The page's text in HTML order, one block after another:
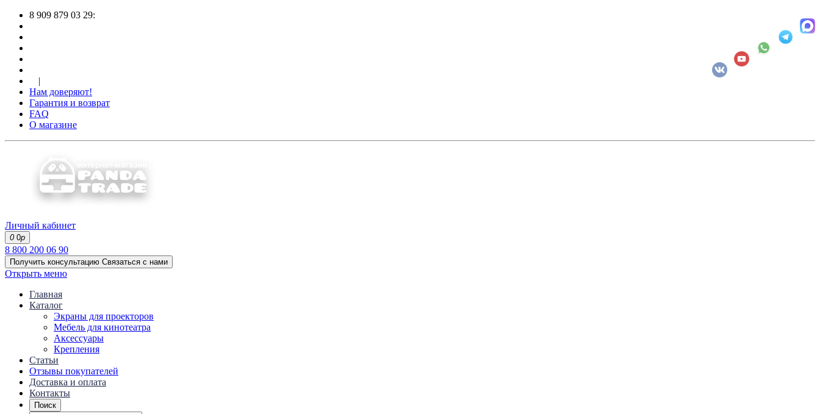
8 909 879 03 29:
|
Нам доверяют!
Гарантия и возврат
FAQ
О магазине
Личный кабинет
0 0р
8 800 200 06 90
Получить консультацию Связаться с нами
Открыть меню
Главная
Каталог
Экраны для проекторов
Mебель для кинотеатра
Аксессуары
Крепления
Статьи
Отзывы покупателей
Доставка и оплата
Контакты
Поиск